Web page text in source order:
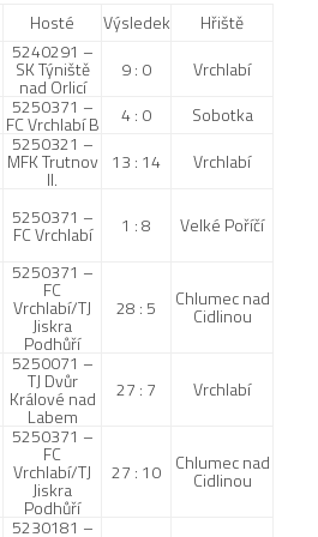
Hosté Výsledek
Hřiště
5240291 –
SK Týniště
nad Orlicí
9 : 0
Vrchlabí
5250371 –
FC Vrchlabí B 4 : 0
Sobotka
5250321 –
MFK Trutnov
II.
13 : 14 Vrchlabí
5250371 –
FC Vrchlabí 1 : 8 Velké Poříčí
5250371 –
FC
Vrchlabí/TJ
Jiskra
Podhůří
28 : 5 Chlumec nad
Cidlinou
5250071 –
TJ Dvůr
Králové nad
Labem
27 : 7 Vrchlabí
5250371 –
FC
Vrchlabí/TJ
Jiskra
Podhůří
27 : 10 Chlumec nad
Cidlinou
5230181 –